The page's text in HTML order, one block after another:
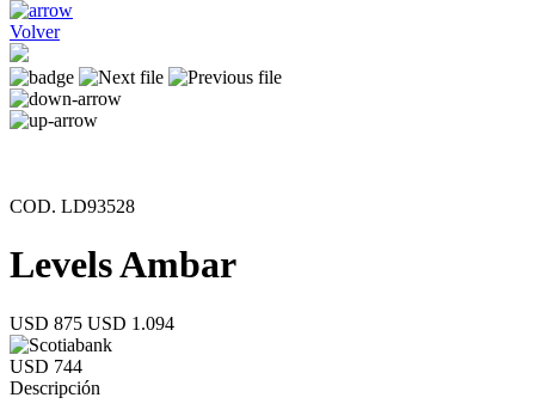
Volver
COD. LD93528
Levels Ambar
USD 875 USD 1.094
USD 744
Descripción